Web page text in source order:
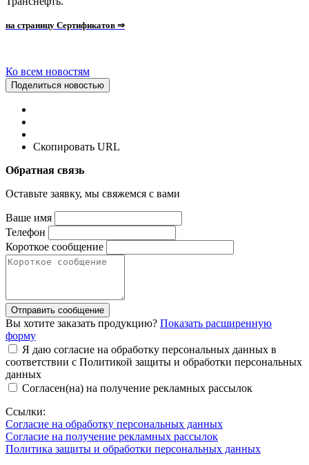
на страницу Сертификатов ⇒
Ко всем новостям
Поделиться новостью
Скопировать URL
Обратная связь
Оставьте заявку, мы свяжемся с вами
Ваше имя
Телефон
Короткое сообщение
Отправить сообщение
Вы хотите заказать продукцию? Показать расширенную
форму
Я даю согласие на обработку персональных данных в
соответствии с Политикой защиты и обработки персональных
данных
Согласен(на) на получение рекламных рассылок
Ссылки:
Согласие на обработку персональных данных
Согласие на получение рекламных рассылок
Политика защиты и обработки персональных данных